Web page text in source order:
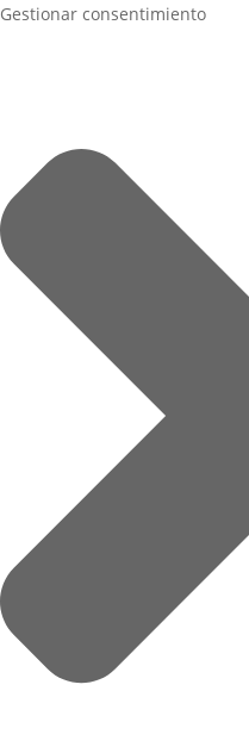
Gestionar consentimiento